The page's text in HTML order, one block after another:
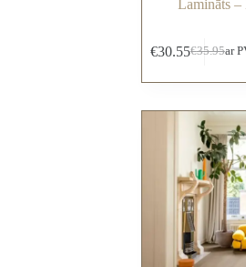
Lamināts –
€35.95
€30.55 ar